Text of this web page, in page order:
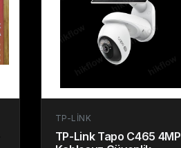
TP-LINK
TP-Link Tapo C465 4MP